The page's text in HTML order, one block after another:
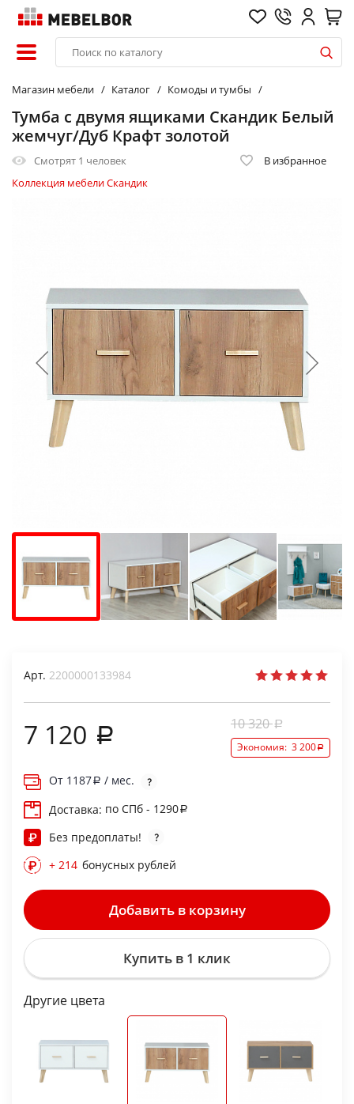
Магазин мебели Каталог Комоды и тумбы
Тумба с двумя ящиками Скандик Белый
жемчуг/Дуб Крафт золотой
Смотрят 1 человек
В избранное
Коллекция мебели Скандик
Арт. 2200000133984
7 120 10 320
Экономия: 3 200
От 1187
/ мес.
Доставка: по СПб - 1290
Без предоплаты!
+ 214 бонусных рублей
Добавить в корзину
Купить в 1 клик
Другие цвета